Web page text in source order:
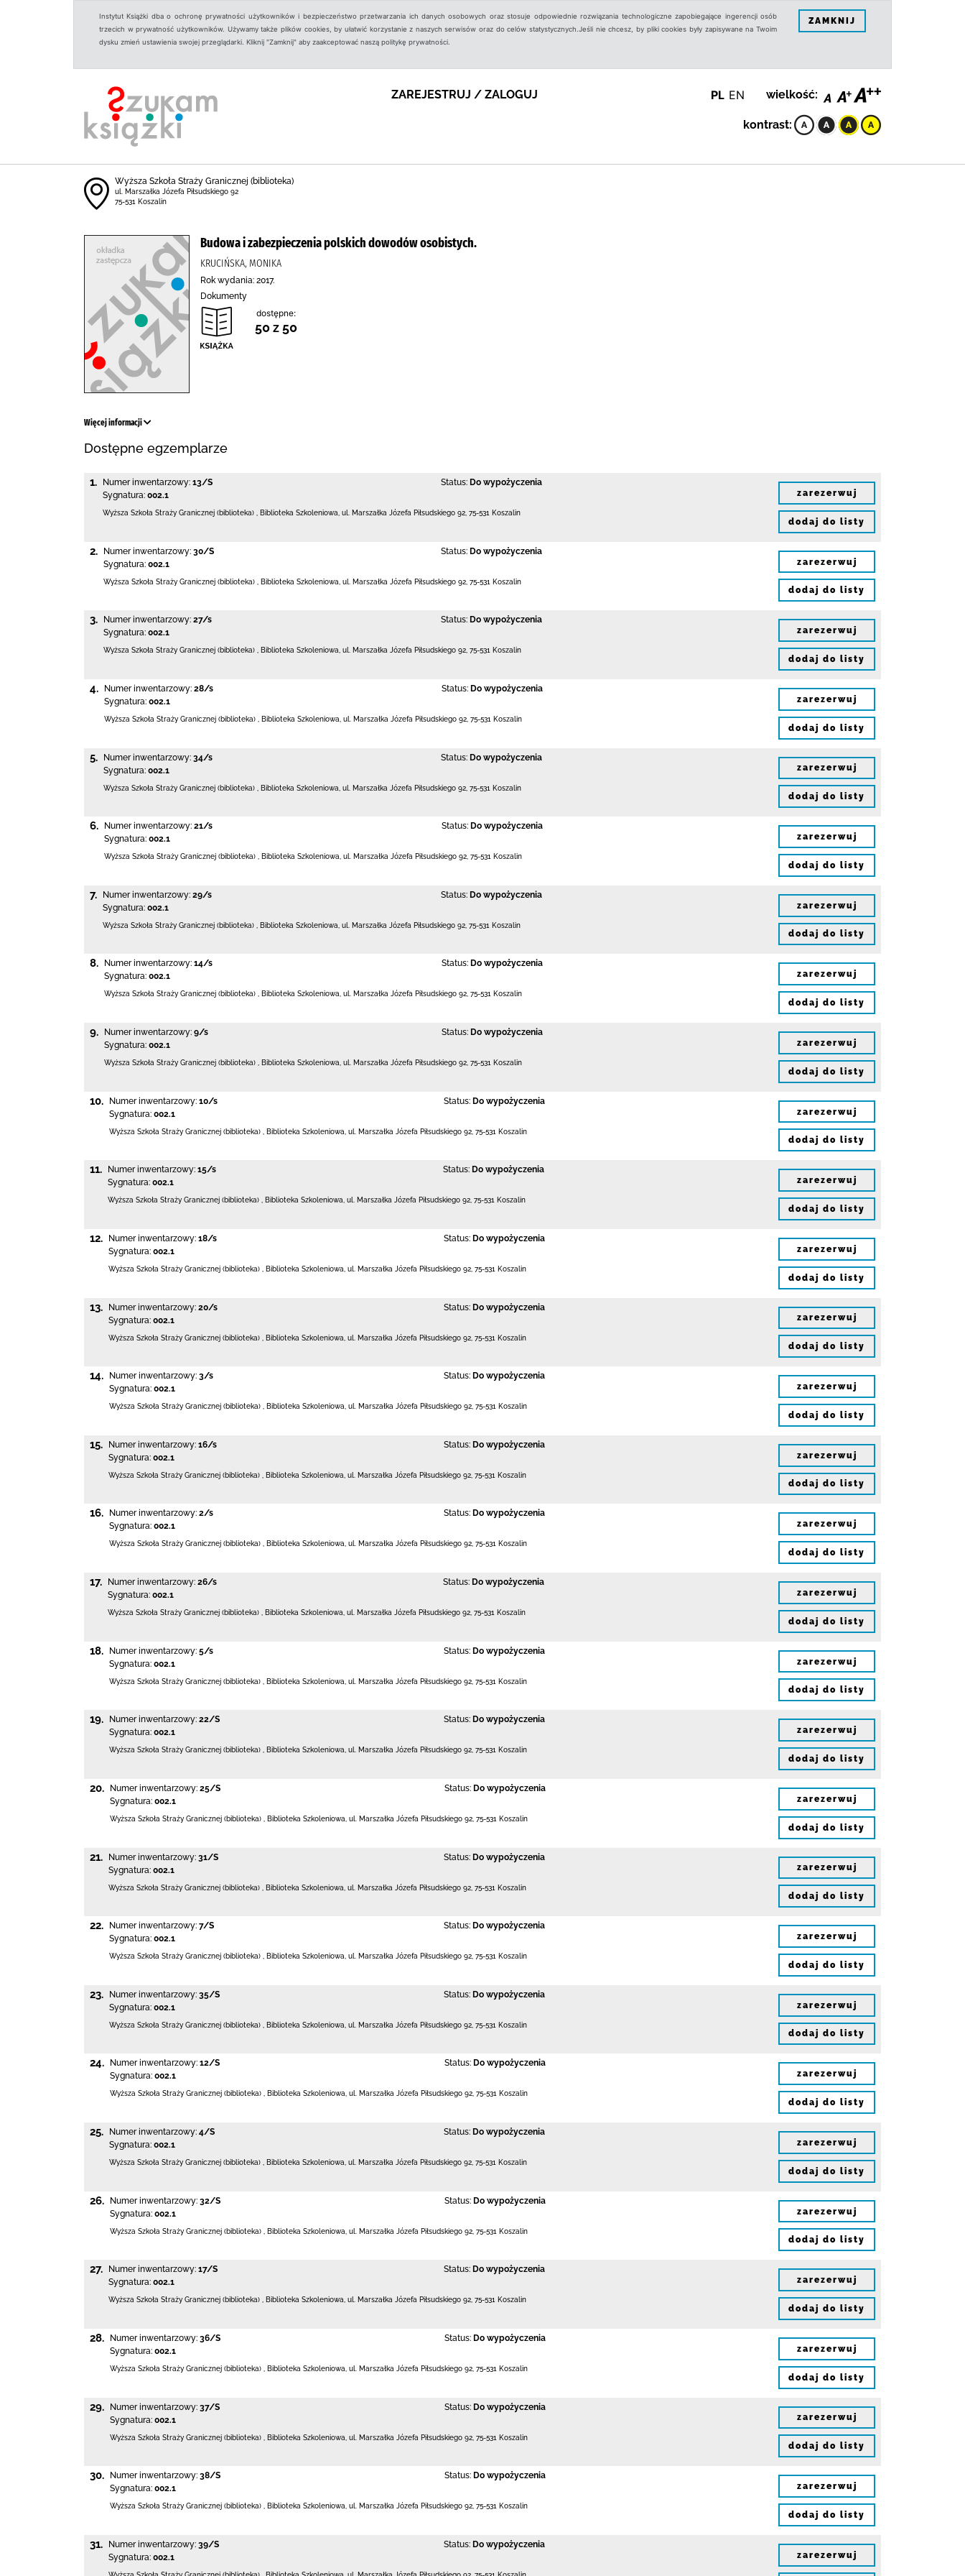
Instytut Książki dba o ochronę prywatności użytkowników i bezpieczeństwo przetwarzania ich danych osobowych oraz stosuje odpowiednie rozwiązania technologiczne zapobiegające ingerencji osób
trzecich w prywatność użytkowników. Używamy także plików cookies, by ułatwić korzystanie z naszych serwisów oraz do celów statystycznych.Jeśli nie chcesz, by pliki cookies były zapisywane na Twoim
dysku zmień ustawienia swojej przeglądarki. Kliknij "Zamknij" aby zaakceptować naszą politykę prywatności.
ZAMKNIJ
ZAREJESTRUJ / ZALOGUJ PL EN wielkość:
kontrast:
Wyższa Szkoła Straży Granicznej (biblioteka)
ul. Marszałka Józefa Piłsudskiego 92
75-531 Koszalin
Budowa i zabezpieczenia polskich dowodów osobistych.
KRUCIŃSKA, MONIKA
Rok wydania: 2017.
Dokumenty
dostępne:
50 z 50
Więcej informacji
Dostępne egzemplarze
1. Numer inwentarzowy: 13/S
Sygnatura: 002.1
Status: Do wypożyczenia
Wyższa Szkoła Straży Granicznej (biblioteka) Biblioteka Szkoleniowa, ul. Marszałka Józefa Piłsudskiego 92 75-531 Koszalin
zarezerwuj
dodaj do listy
2. Numer inwentarzowy: 30/S
Sygnatura: 002.1
Status: Do wypożyczenia
Wyższa Szkoła Straży Granicznej (biblioteka) Biblioteka Szkoleniowa, ul. Marszałka Józefa Piłsudskiego 92 75-531 Koszalin
zarezerwuj
dodaj do listy
3. Numer inwentarzowy: 27/s
Sygnatura: 002.1
Status: Do wypożyczenia
Wyższa Szkoła Straży Granicznej (biblioteka) , Biblioteka Szkoleniowa, ul. Marszałka Józefa Piłsudskiego 92, 75-531 Koszalin
zarezerwuj
dodaj do listy
4. Numer inwentarzowy: 28/s
Sygnatura: 002.1
Status: Do wypożyczenia
Wyższa Szkoła Straży Granicznej (biblioteka) Biblioteka Szkoleniowa, ul. Marszałka Józefa Piłsudskiego 92 75-531 Koszalin
zarezerwuj
dodaj do listy
5. Numer inwentarzowy: 34/s
Sygnatura: 002.1
Status: Do wypożyczenia
Wyższa Szkoła Straży Granicznej (biblioteka) Biblioteka Szkoleniowa, ul. Marszałka Józefa Piłsudskiego 92 75-531 Koszalin
zarezerwuj
dodaj do listy
6. Numer inwentarzowy: 21/s
Sygnatura: 002.1
Status: Do wypożyczenia
Wyższa Szkoła Straży Granicznej (biblioteka) Biblioteka Szkoleniowa, ul. Marszałka Józefa Piłsudskiego 92 75-531 Koszalin
zarezerwuj
dodaj do listy
7. Numer inwentarzowy: 29/s
Sygnatura: 002.1
Status: Do wypożyczenia
Wyższa Szkoła Straży Granicznej (biblioteka) Biblioteka Szkoleniowa, ul. Marszałka Józefa Piłsudskiego 92 75-531 Koszalin
zarezerwuj
dodaj do listy
8. Numer inwentarzowy: 14/s
Sygnatura: 002.1
Status: Do wypożyczenia
Wyższa Szkoła Straży Granicznej (biblioteka) , Biblioteka Szkoleniowa, ul. Marszałka Józefa Piłsudskiego 92, 75-531 Koszalin
zarezerwuj
dodaj do listy
9. Numer inwentarzowy: 9/s
Sygnatura: 002.1
Status: Do wypożyczenia
Wyższa Szkoła Straży Granicznej (biblioteka) Biblioteka Szkoleniowa, ul. Marszałka Józefa Piłsudskiego 92 75-531 Koszalin
zarezerwuj
dodaj do listy
10. Numer inwentarzowy: 10/s
Sygnatura: 002.1
Status: Do wypożyczenia
Wyższa Szkoła Straży Granicznej (biblioteka) Biblioteka Szkoleniowa, ul. Marszałka Józefa Piłsudskiego 92 75-531 Koszalin
zarezerwuj
dodaj do listy
11. Numer inwentarzowy: 15/s
Sygnatura: 002.1
Status: Do wypożyczenia
Wyższa Szkoła Straży Granicznej (biblioteka) , Biblioteka Szkoleniowa, ul. Marszałka Józefa Piłsudskiego 92, 75-531 Koszalin
zarezerwuj
dodaj do listy
12. Numer inwentarzowy: 18/s
Sygnatura: 002.1
Status: Do wypożyczenia
Wyższa Szkoła Straży Granicznej (biblioteka) Biblioteka Szkoleniowa, ul. Marszałka Józefa Piłsudskiego 92 75-531 Koszalin
zarezerwuj
dodaj do listy
13. Numer inwentarzowy: 20/s
Sygnatura: 002.1
Status: Do wypożyczenia
Wyższa Szkoła Straży Granicznej (biblioteka) Biblioteka Szkoleniowa, ul. Marszałka Józefa Piłsudskiego 92 75-531 Koszalin
zarezerwuj
dodaj do listy
14. Numer inwentarzowy: 3/s
Sygnatura: 002.1
Status: Do wypożyczenia
Wyższa Szkoła Straży Granicznej (biblioteka) Biblioteka Szkoleniowa, ul. Marszałka Józefa Piłsudskiego 92 75-531 Koszalin
zarezerwuj
dodaj do listy
15. Numer inwentarzowy: 16/s
Sygnatura: 002.1
Status: Do wypożyczenia
Wyższa Szkoła Straży Granicznej (biblioteka) Biblioteka Szkoleniowa, ul. Marszałka Józefa Piłsudskiego 92 75-531 Koszalin
zarezerwuj
dodaj do listy
16. Numer inwentarzowy: 2/s
Sygnatura: 002.1
Status: Do wypożyczenia
Wyższa Szkoła Straży Granicznej (biblioteka) , Biblioteka Szkoleniowa, ul. Marszałka Józefa Piłsudskiego 92, 75-531 Koszalin
zarezerwuj
dodaj do listy
17. Numer inwentarzowy: 26/s
Sygnatura: 002.1
Status: Do wypożyczenia
Wyższa Szkoła Straży Granicznej (biblioteka) Biblioteka Szkoleniowa, ul. Marszałka Józefa Piłsudskiego 92 75-531 Koszalin
zarezerwuj
dodaj do listy
18. Numer inwentarzowy: 5/s
Sygnatura: 002.1
Status: Do wypożyczenia
Wyższa Szkoła Straży Granicznej (biblioteka) Biblioteka Szkoleniowa, ul. Marszałka Józefa Piłsudskiego 92 75-531 Koszalin
zarezerwuj
dodaj do listy
19. Numer inwentarzowy: 22/S
Sygnatura: 002.1
Status: Do wypożyczenia
Wyższa Szkoła Straży Granicznej (biblioteka) , Biblioteka Szkoleniowa, ul. Marszałka Józefa Piłsudskiego 92, 75-531 Koszalin
zarezerwuj
dodaj do listy
20. Numer inwentarzowy: 25/S
Sygnatura: 002.1
Status: Do wypożyczenia
Wyższa Szkoła Straży Granicznej (biblioteka) Biblioteka Szkoleniowa, ul. Marszałka Józefa Piłsudskiego 92 75-531 Koszalin
zarezerwuj
dodaj do listy
21. Numer inwentarzowy: 31/S
Sygnatura: 002.1
Status: Do wypożyczenia
Wyższa Szkoła Straży Granicznej (biblioteka) Biblioteka Szkoleniowa, ul. Marszałka Józefa Piłsudskiego 92 75-531 Koszalin
zarezerwuj
dodaj do listy
22. Numer inwentarzowy: 7/S
Sygnatura: 002.1
Status: Do wypożyczenia
Wyższa Szkoła Straży Granicznej (biblioteka) Biblioteka Szkoleniowa, ul. Marszałka Józefa Piłsudskiego 92 75-531 Koszalin
zarezerwuj
dodaj do listy
23. Numer inwentarzowy: 35/S
Sygnatura: 002.1
Status: Do wypożyczenia
Wyższa Szkoła Straży Granicznej (biblioteka) Biblioteka Szkoleniowa, ul. Marszałka Józefa Piłsudskiego 92 75-531 Koszalin
zarezerwuj
dodaj do listy
24. Numer inwentarzowy: 12/S
Sygnatura: 002.1
Status: Do wypożyczenia
Wyższa Szkoła Straży Granicznej (biblioteka) , Biblioteka Szkoleniowa, ul. Marszałka Józefa Piłsudskiego 92, 75-531 Koszalin
zarezerwuj
dodaj do listy
25. Numer inwentarzowy: 4/S
Sygnatura: 002.1
Status: Do wypożyczenia
Wyższa Szkoła Straży Granicznej (biblioteka) Biblioteka Szkoleniowa, ul. Marszałka Józefa Piłsudskiego 92 75-531 Koszalin
zarezerwuj
dodaj do listy
26. Numer inwentarzowy: 32/S
Sygnatura: 002.1
Status: Do wypożyczenia
Wyższa Szkoła Straży Granicznej (biblioteka) Biblioteka Szkoleniowa, ul. Marszałka Józefa Piłsudskiego 92 75-531 Koszalin
zarezerwuj
dodaj do listy
27. Numer inwentarzowy: 17/S
Sygnatura: 002.1
Status: Do wypożyczenia
Wyższa Szkoła Straży Granicznej (biblioteka) , Biblioteka Szkoleniowa, ul. Marszałka Józefa Piłsudskiego 92, 75-531 Koszalin
zarezerwuj
dodaj do listy
28. Numer inwentarzowy: 36/S
Sygnatura: 002.1
Status: Do wypożyczenia
Wyższa Szkoła Straży Granicznej (biblioteka) Biblioteka Szkoleniowa, ul. Marszałka Józefa Piłsudskiego 92 75-531 Koszalin
zarezerwuj
dodaj do listy
29. Numer inwentarzowy: 37/S
Sygnatura: 002.1
Status: Do wypożyczenia
Wyższa Szkoła Straży Granicznej (biblioteka) Biblioteka Szkoleniowa, ul. Marszałka Józefa Piłsudskiego 92 75-531 Koszalin
zarezerwuj
dodaj do listy
30. Numer inwentarzowy: 38/S
Sygnatura: 002.1
Status: Do wypożyczenia
Wyższa Szkoła Straży Granicznej (biblioteka) Biblioteka Szkoleniowa, ul. Marszałka Józefa Piłsudskiego 92 75-531 Koszalin
zarezerwuj
dodaj do listy
31. Numer inwentarzowy: 39/S
Sygnatura: 002.1
Status: Do wypożyczenia
zarezerwuj